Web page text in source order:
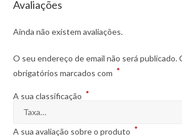
Avaliações
Ainda não existem avaliações.
O seu endereço de email não será publicado.
obrigatórios marcados com *
A sua classificação *
A sua avaliação sobre o produto *